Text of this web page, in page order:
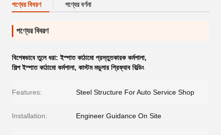
পণ্যের বিবরণ পণ্যের বর্ণনা
পণ্যের বিবরণ
বিশেষভাবে তুলে ধরা:ইস্পাত কাঠামো প্রস্তুতকারক কর্মশালা,
শিল্প ইস্পাত কাঠামো কর্মশালা, কাস্টম মডুলার প্রিফ্যাব বিল্ডিং
Features: Steel Structure For Auto Service Shop
Installation: Engineer Guidance On Site